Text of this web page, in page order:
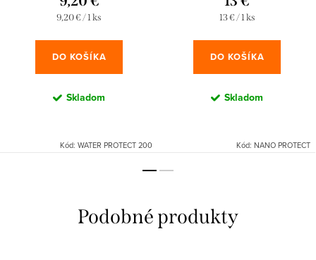
Jednotková
9,20 € / 1 ks
DO KOŠÍKA
Skladom
Kód: WATER PROTECT 200
Jednotková
13 € / 1 ks
DO KOŠÍKA
Skladom
Kód: NANO PROTECT